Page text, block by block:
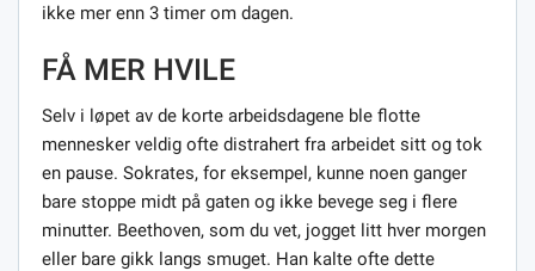
ikke mer enn 3 timer om dagen.
FÅ MER HVILE
Selv i løpet av de korte arbeidsdagene ble flotte
mennesker veldig ofte distrahert fra arbeidet sitt og tok
en pause. Sokrates, for eksempel, kunne noen ganger
bare stoppe midt på gaten og ikke bevege seg i flere
minutter. Beethoven, som du vet, jogget litt hver morgen
eller bare gikk langs smuget. Han kalte ofte dette